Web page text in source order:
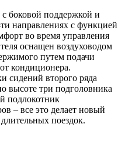
боковой поддержкой и
направлениях с функцией
во время управления
оснащен воздуховодом
путем подачи
кондиционера.
сидений второго ряда
высоте три подголовника
подлокотник
– все это делает новый
поездок.